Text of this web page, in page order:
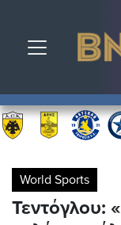
Toggle
World Sports
Τεντόγλου: